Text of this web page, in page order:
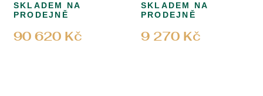
90 620 Kč
SKLADEM NA
PRODEJNĚ
9 270 Kč
SKLADEM NA
PRODEJNĚ